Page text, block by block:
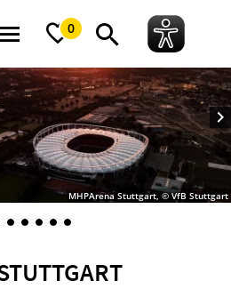
0
MHPArena Stuttgart, © VfB Stuttgart